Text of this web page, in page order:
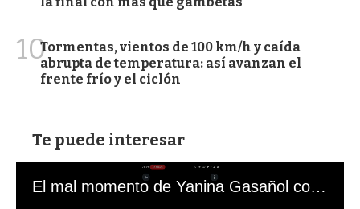
10Tormentas, vientos de 100 km/h y caída
abrupta de temperatura: así avanzan el
frente frío y el ciclón
Te puede interesar
El mal momento de Yanina Gasañol con un hincha argentino en "Subrayado"